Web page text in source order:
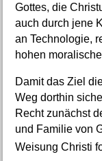
Gottes, die
auch durch jene
an Technologie,
hohen
Damit das Ziel
Weg dorthin
Recht zunächst
und Familie von
Weisung Christi